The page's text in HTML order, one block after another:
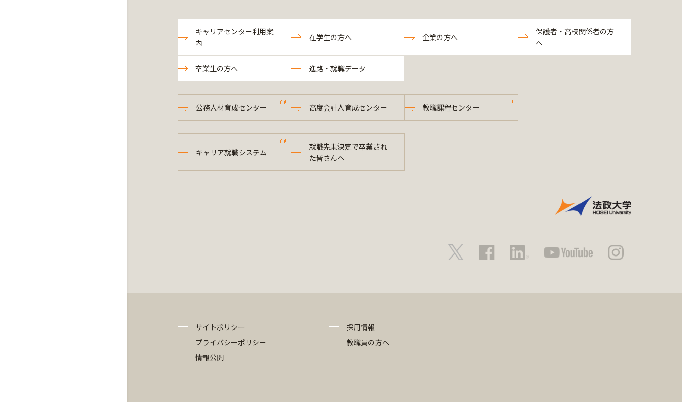
キャリアセンター利用案
内
在学生の方へ 企業の方へ
保護者・高校関係者の方
へ
卒業生の方へ 進路・就職データ
公務人材育成センター 高度会計人育成センター 教職課程センター
キャリア就職システム
就職先未決定で卒業され
た皆さんへ
サイトポリシー
プライバシーポリシー
情報公開
採用情報
教職員の方へ